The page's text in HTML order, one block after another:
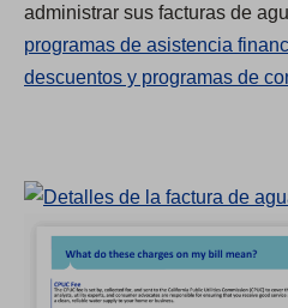
administrar sus facturas de
programas de asistencia
descuentos y programas de